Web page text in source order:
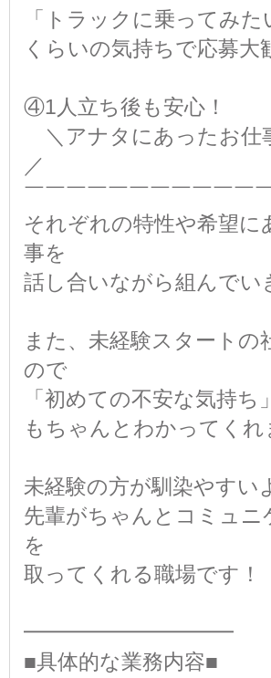
「トラックに乗ってみた
くらいの気持ちで応募大
④1人立ち後も安心！
＼アナタにあったお仕
／
￣￣￣￣￣￣￣￣￣￣￣
それぞれの特性や希望に
事を
話し合いながら組んでい
また、未経験スタートの
ので
「初めての不安な気持ち」
もちゃんとわかってくれ
未経験の方が馴染やすい
先輩がちゃんとコミュニ
を
取ってくれる職場です！
━━━━━━━━━━
■具体的な業務内容■